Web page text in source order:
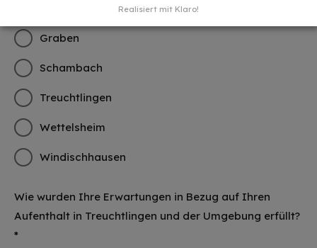
Graben
Schambach
Treuchtlingen
Wettelsheim
Windischhausen
Wie wurden Ihre Erwartungen in Bezug auf Ihren
Aufenthalt in Treuchtlingen und der Umgebung erfüllt?
*
Realisiert mit Klaro!